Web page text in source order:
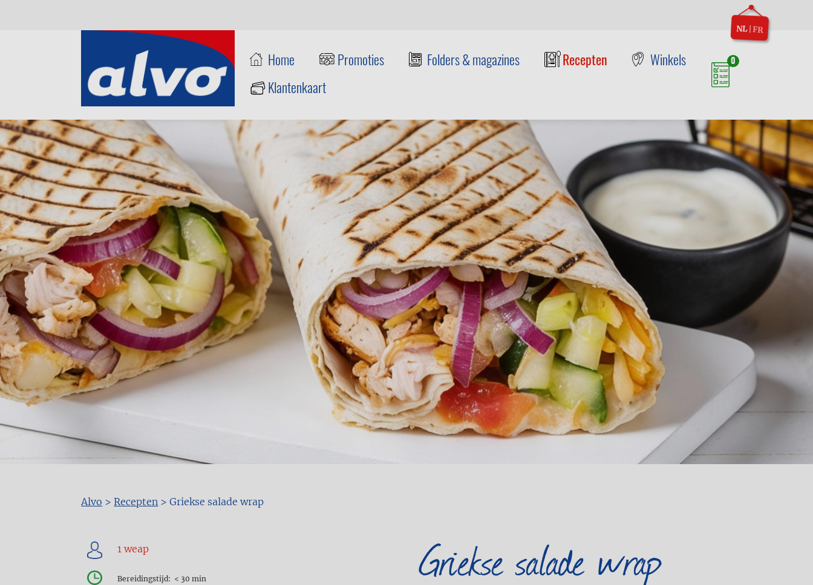
NL|FR
Home Promoties Folders & magazines Recepten
Winkels
Klantenkaart
0
Kruimelpad
Alvo > Recepten >Griekse salade wrap
Bereidingstijd < 30 min Griekse salade wrap